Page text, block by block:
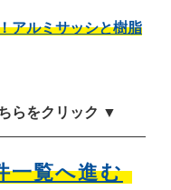
アルミサッシと樹脂
らをクリック ▼
一覧へ進む